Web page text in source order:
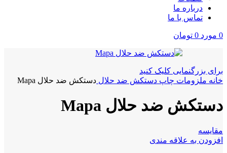
درباره ما
تماس با ما
0 مورد 0 تومان
برای بزرگنمایی کلیک کنید
خانه ملزومات چاپ دستکش ضد حلال دستکش ضد حلال Mapa
دستکش ضد حلال Mapa
مقايسه
افزودن به علاقه مندی